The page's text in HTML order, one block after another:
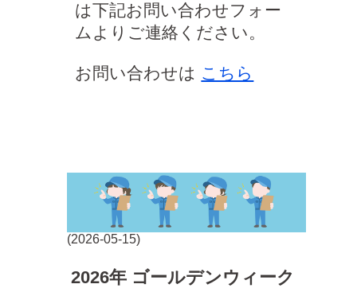
は下記お問い合わせフォー
ムよりご連絡ください。
お問い合わせは こちら
(2026-05-15)
2026年 ゴールデンウィーク